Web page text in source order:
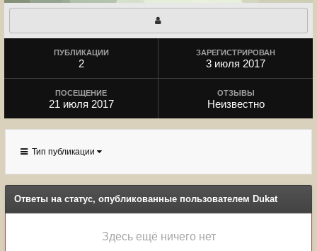
ПУБЛИКАЦИИ
2
ЗАРЕГИСТРИРОВАН
3 июля 2017
ПОСЕЩЕНИЕ
21 июля 2017
ОТЗЫВЫ
Неизвестно
Тип публикации
Ответы на статус, опубликованные пользователем Dukat
Здесь ещё ничего нет